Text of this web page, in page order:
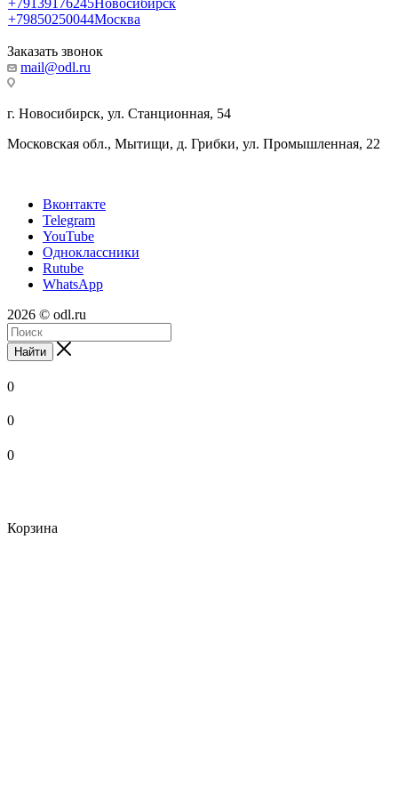
+79850250044Москва
Заказать звонок
mail@odl.ru
г. Новосибирск, ул. Станционная, 54
Московская обл., Мытищи, д. Грибки, ул. Промышленная, 22
Вконтакте
Telegram
YouTube
Одноклассники
Rutube
WhatsApp
2026 © odl.ru
Найти
0
0
0
Корзина